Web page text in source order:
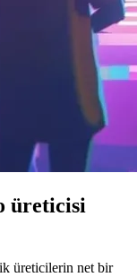
üreticisi
üreticilerin net bir